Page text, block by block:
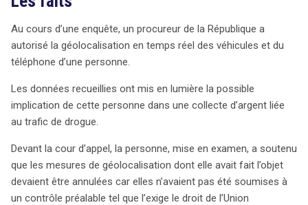
véhicules et des téléphones portables dans le cadre
d’enquêtes criminelles. Dans une affaire, un procureur a
autorisé la géolocalisation en temps réel d’un individu
rejeté la demande d’annulation de ces mesures, arguant
qu’aucun contrôle préalable n’était requis par le droit de
l’Union européenne pour les véhicules, la situation est
plus complexe pour les téléphones portables. La
jurisprudence de la Cour de justice de l’Union
européenne (CJUE) stipule que la géolocalisation d’un
téléphone, qui implique l’accès aux données des
Au cours d’une enquête, un procureur de la République a
autorisé la géolocalisation en temps réel des véhicules et du
téléphone d’une personne.
Les données recueillies ont mis en lumière la possible
implication de cette personne dans une collecte d’argent liée
au trafic de drogue.
Devant la cour d’appel, la personne, mise en examen, a soutenu
que les mesures de géolocalisation dont elle avait fait l’objet
devaient être annulées car elles n’avaient pas été soumises à
un contrôle préalable tel que l’exige le droit de l’Union